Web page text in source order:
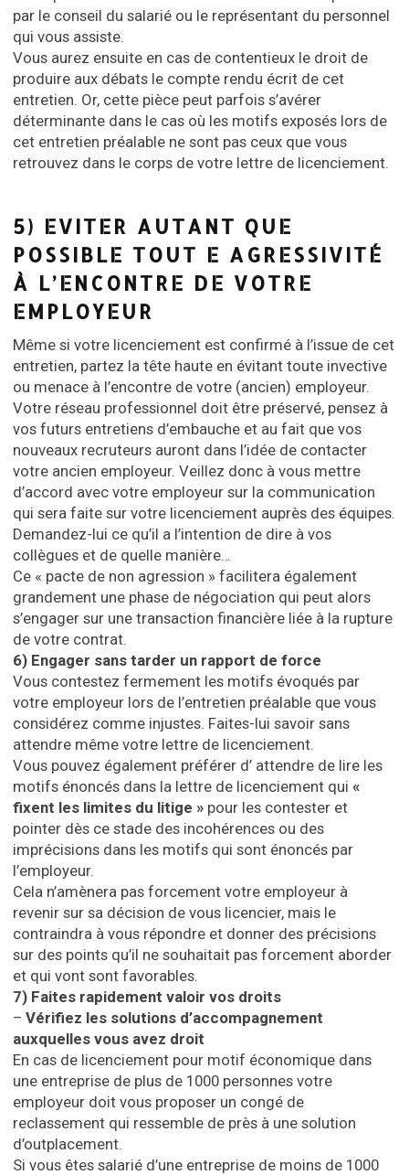
par le conseil du salarié ou le représentant du personnel
qui vous assiste.
Vous aurez ensuite en cas de contentieux le droit de
produire aux débats le compte rendu écrit de cet
entretien. Or, cette pièce peut parfois s’avérer
déterminante dans le cas où les motifs exposés lors de
cet entretien préalable ne sont pas ceux que vous
retrouvez dans le corps de votre lettre de licenciement.
5) EVITER AUTANT QUE
POSSIBLE TOUT E AGRESSIVITÉ
À L’ENCONTRE DE VOTRE
EMPLOYEUR
Même si votre licenciement est confirmé à l’issue de cet
entretien, partez la tête haute en évitant toute invective
ou menace à l’encontre de votre (ancien) employeur.
Votre réseau professionnel doit être préservé, pensez à
vos futurs entretiens d’embauche et au fait que vos
nouveaux recruteurs auront dans l’idée de contacter
votre ancien employeur. Veillez donc à vous mettre
d’accord avec votre employeur sur la communication
qui sera faite sur votre licenciement auprès des équipes.
Demandez-lui ce qu’il a l’intention de dire à vos
collègues et de quelle manière…
Ce « pacte de non agression » facilitera également
grandement une phase de négociation qui peut alors
s’engager sur une transaction financière liée à la rupture
de votre contrat.
6) Engager sans tarder un rapport de force
Vous contestez fermement les motifs évoqués par
votre employeur lors de l’entretien préalable que vous
considérez comme injustes. Faites-lui savoir sans
attendre même votre lettre de licenciement.
Vous pouvez également préférer d’ attendre de lire les
motifs énoncés dans la lettre de licenciement qui «
fixent les limites du litige » pour les contester et
pointer dès ce stade des incohérences ou des
imprécisions dans les motifs qui sont énoncés par
l’employeur.
Cela n’amènera pas forcement votre employeur à
revenir sur sa décision de vous licencier, mais le
contraindra à vous répondre et donner des précisions
sur des points qu’il ne souhaitait pas forcement aborder
et qui vont sont favorables.
7) Faites rapidement valoir vos droits
– Vérifiez les solutions d’accompagnement
auxquelles vous avez droit
En cas de licenciement pour motif économique dans
une entreprise de plus de 1000 personnes votre
employeur doit vous proposer un congé de
reclassement qui ressemble de près à une solution
d’outplacement.
Si vous êtes salarié d’une entreprise de moins de 1000